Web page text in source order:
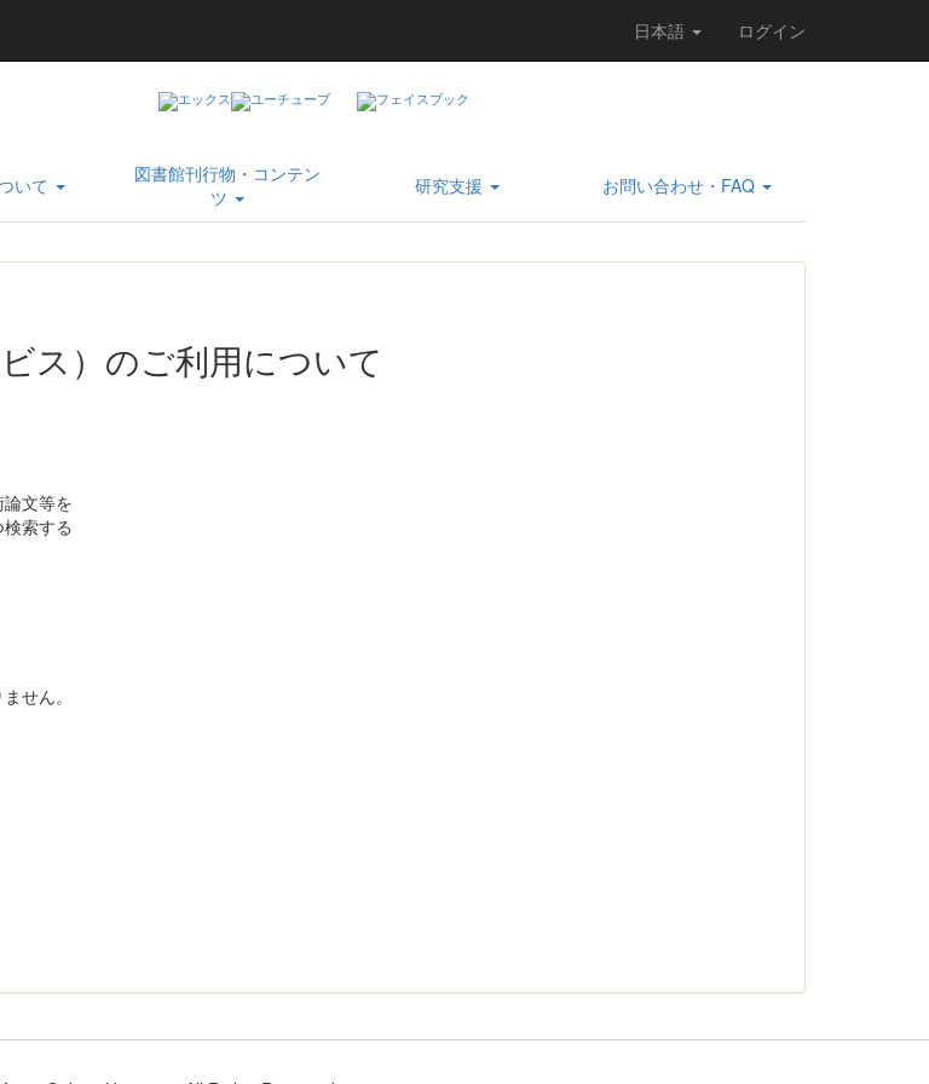
日本語 ログイン
いて
図書館刊行物・コンテン
ツ
研究支援 お問い合わせ・FAQ
ス）のご利用について
文等を
索する
せん。